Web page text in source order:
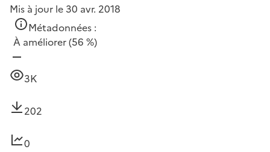
Mis à jour le 30 avr. 2018
Métadonnées :
À améliorer(56 %)
3K
202
0